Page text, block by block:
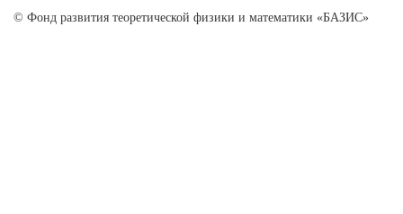
© Фонд развития теоретической физики и математики «БАЗИС»